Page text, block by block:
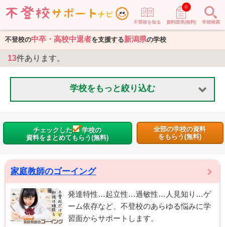
不登校を知る 資料請求(無料)
0
学校検索
不登校の中卒・高校中退者を支援する新潟県の学校
13件あります。
学校をもっと絞り込む
チェックした
学校の
資料をまとめてもらう(無料)
全部の学校の資料
をもらう(無料)
家庭教師のゴーイング
発達特性…起立性…過敏性…人見知り…ゲ
ーム依存など、不登校のあらゆる悩みに学
習面からサポートします。